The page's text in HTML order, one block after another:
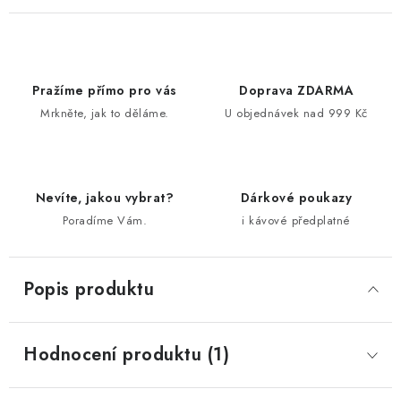
Pražíme přímo pro vás
Mrkněte, jak to děláme.
Doprava ZDARMA
U objednávek nad 999 Kč
Nevíte, jakou vybrat?
Poradíme Vám.
Dárkové poukazy
i kávové předplatné
Popis produktu
Hodnocení produktu (1)